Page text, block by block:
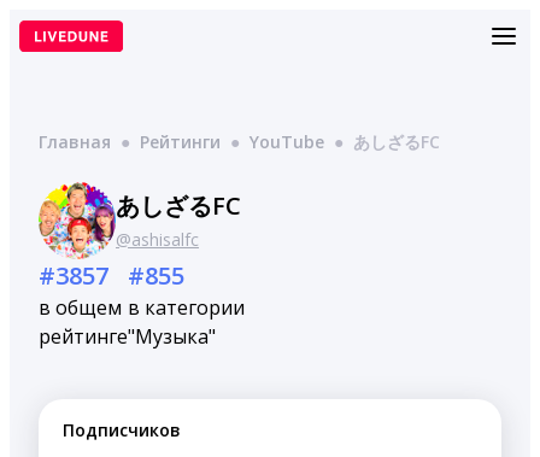
Перейти
Главная ● Рейтинги ● YouTube ● あしざるFC
あしざるFC
@ashisalfc
#3857
в общем
рейтинге
#855
в категории
"Музыка"
Подписчиков